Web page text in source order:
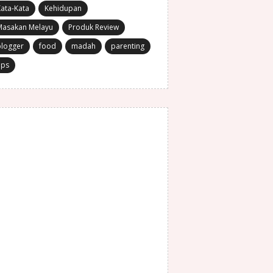
Kata
Kehidupan
Melayu
Produk Review
food madah
parenting